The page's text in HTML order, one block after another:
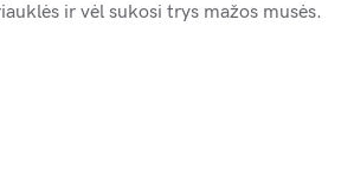
ir vėl sukosi trys mažos musės.